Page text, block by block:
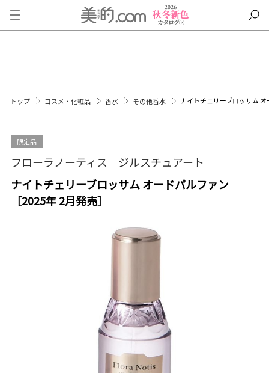
トップ コスメ・化粧品 香水 その他香水 ナイトチェリーブロッサム
限定品
フローラノーティス ジルスチュアート
ナイトチェリーブロッサム オードパルファン
［2025年 2月発売］